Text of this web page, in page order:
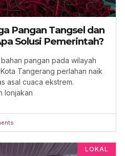
Pangan Tangsel dan
Solusi Pemerintah?
pangan pada wilayah
Tangerang perlahan naik
asal cuaca ekstrem.
lonjakan
LOKAL